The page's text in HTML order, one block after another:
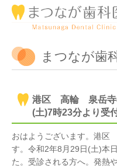
まつなが歯
港区 高輪 泉岳寺
(土)7時23分より受
おはようございます。港
す。令和2年8月29日(土)本
た。受診される方へ。発熱